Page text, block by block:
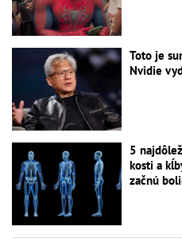
Toto je
Nvidie
5
kosti a
začnú